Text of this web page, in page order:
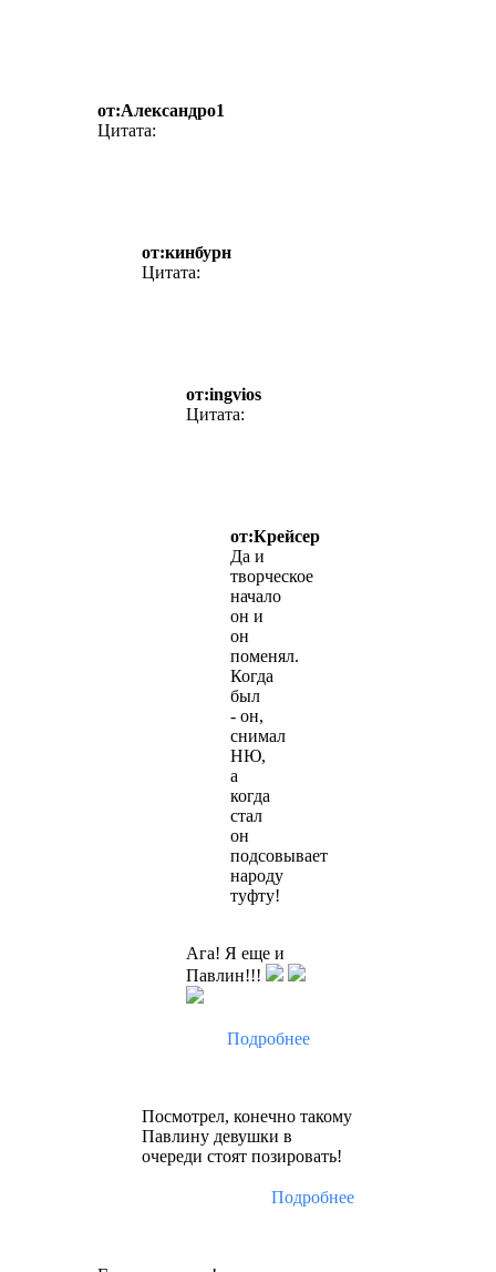
от:Александро1
Цитата:
от:кинбурн
Цитата:
от:ingvios
Цитата:
от:Крейсер
Да и
творческое
начало
он и
он
поменял.
Когда
был
- он,
снимал
НЮ,
а
когда
стал
он
подсовывает
народу
туфту!
Ага! Я еще и
Павлин!!!
Подробнее
Посмотрел, конечно такому
Павлину девушки в
очереди стоят позировать!
Подробнее